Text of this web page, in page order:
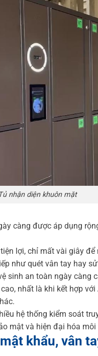
nhận diện khuôn mặt
càng được áp dụng
lợi, chỉ mất vài giây
như quét vân tay hay
sinh an toàn ngày càng
nhất là khi kết hợp
hệ thống kiểm soát
mật và hiện đại hóa
khẩu, vân